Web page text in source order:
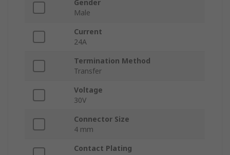
Gender
Male
Current
24A
Termination Method
Transfer
Voltage
30V
Connector Size
4 mm
Contact Plating